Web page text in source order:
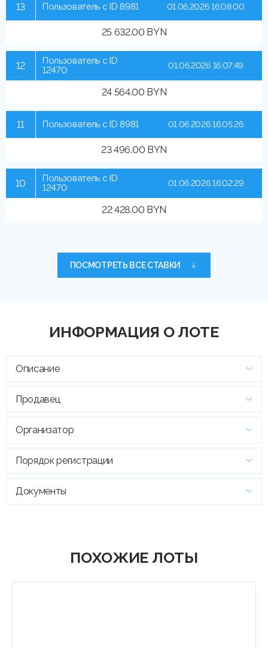
13 Пользователь с ID 8981
25 632.00 BYN
01.06.2026 16:08:00
12
Пользователь с ID
12470
24 564.00 BYN
01.06.2026 16:07:49
11 Пользователь с ID 8981
23 496.00 BYN
01.06.2026 16:05:26
10
Пользователь с ID
12470
22 428.00 BYN
01.06.2026 16:02:29
ПОСМОТРЕТЬ ВСЕ СТАВКИ
ИНФОРМАЦИЯ О ЛОТЕ
Описание
Продавец
Организатор
Порядок регистрации
Документы
ПОХОЖИЕ ЛОТЫ